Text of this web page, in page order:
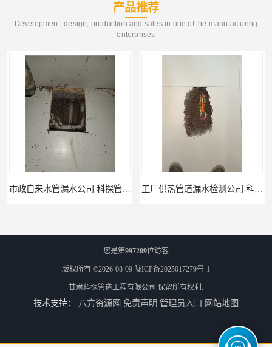
产品推荐
Development, design, production and sales in one of the manufacturing
enterprises
市政自来水管漏水公司 科探管道工程 工厂供热管道漏水检测公司 科探管道工程
公司仪器测漏电话 科探管道工程 工厂管道工程 科探管道工程
您是第997209位访客
版权所有 ©2026-08-09 陇ICP备2025017279号-1
甘肃科探管道工程有限公司 保留所有权利.
技术支持： 八方资源网 免责声明 管理员入口 网站地图